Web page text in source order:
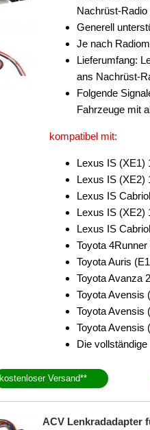
Nachrüst-
Generell
Je nach
Lieferumfang:
ans Nachrüst-
Folgende
Fahrzeuge mit
kompatibel mit:
Lexus IS (XE1)
Lexus IS (XE2)
Lexus IS
Lexus IS (XE2)
Lexus IS
Toyota
Toyota Auris
Toyota Avanza
Toyota Avensis
Toyota Avensis
Toyota Avensis
Die
kostenloser Versand**
ACV Lenkradadapter